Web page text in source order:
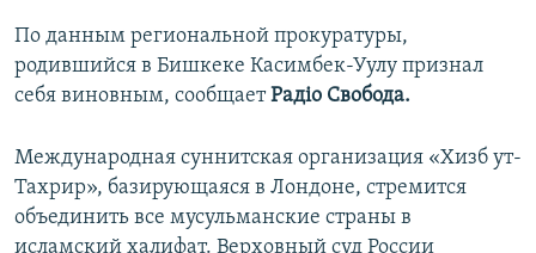
По данным региональной прокуратуры,
родившийся в Бишкеке Касимбек-Уулу признал
себя виновным, сообщаетРадіо Свобода.
Международная суннитская организация «Хизб ут-
Тахрир», базирующаяся в Лондоне, стремится
объединить все мусульманские страны в
исламский халифат. Верховный суд России